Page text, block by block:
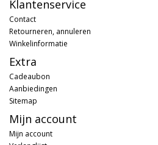
Klantenservice
Contact
Retourneren, annuleren
Winkelinformatie
Extra
Cadeaubon
Aanbiedingen
Sitemap
Mijn account
Mijn account